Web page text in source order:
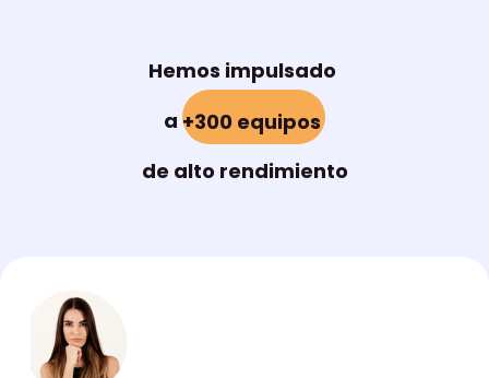
Hemos impulsado
a +300 equipos
de alto rendimiento